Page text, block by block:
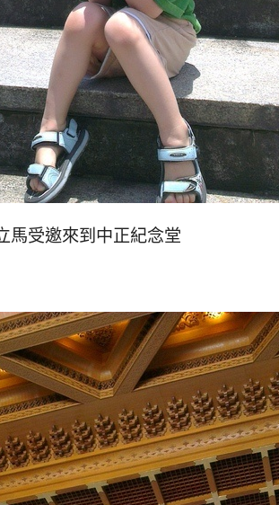
馬受邀來到中正紀念堂